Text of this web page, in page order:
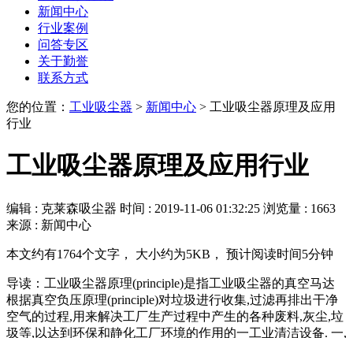
新闻中心
行业案例
问答专区
关于勤誉
联系方式
您的位置： 工业吸尘器 > 新闻中心 > 工业吸尘器原理及应用
行业
工业吸尘器原理及应用行业
编辑 : 克莱森吸尘器 时间 : 2019-11-06 01:32:25 浏览量 : 1663
来源 : 新闻中心
本文约有1764个文字， 大小约为5KB， 预计阅读时间5分钟
导读：工业吸尘器原理(principle)是指工业吸尘器的真空马达
根据真空负压原理(principle)对垃圾进行收集,过滤再排出干净
空气的过程,用来解决工厂生产过程中产生的各种废料,灰尘,垃
圾等,以达到环保和静化工厂环境的作用的一工业清洁设备. 一,